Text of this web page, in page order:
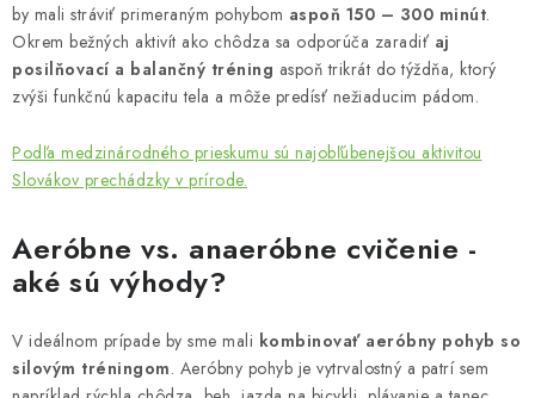
by mali stráviť primeraným pohybom aspoň 150 – 300 minút.
Okrem bežných aktivít ako chôdza sa odporúča zaradiť aj
posilňovací a balančný tréning aspoň trikrát do týždňa, ktorý
zvýši funkčnú kapacitu tela a môže predísť nežiaducim pádom.
Podľa medzinárodného prieskumu sú najobľúbenejšou aktivitou
Slovákov prechádzky v prírode.
Aeróbne vs. anaeróbne cvičenie -
aké sú výhody?
V ideálnom prípade by sme mali kombinovať aeróbny pohyb so
silovým tréningom. Aeróbny pohyb je vytrvalostný a patrí sem